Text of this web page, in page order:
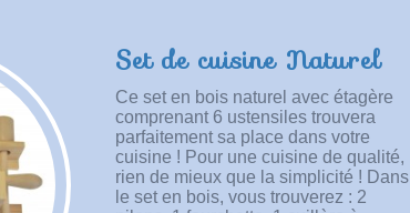
Set de cuisine Naturel
Ce set en bois naturel avec étagère
comprenant 6 ustensiles trouvera
parfaitement sa place dans votre
cuisine ! Pour une cuisine de qualité,
rien de mieux que la simplicité ! Dans
le set en bois, vous trouverez : 2